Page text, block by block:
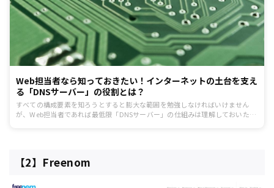
Web担当者なら知っておきたい！インターネットの土台を支え
る「DNSサーバー」の役割とは？
すべての構成要素を知ろうとすると膨大な範囲を勉強しなければいけません
が、Web担当者であれば最低限「DNSサーバー」の仕組みは理解しておいた方
【2】Freenom